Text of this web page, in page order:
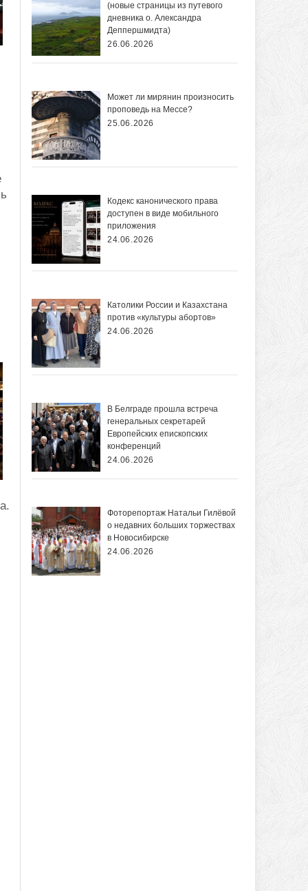
(новые страницы из путевого
дневника о. Александра
Деппершмидта)
26.06.2026
Может ли мирянин произносить
проповедь на Мессе?
25.06.2026
Кодекс канонического права
доступен в виде мобильного
приложения
24.06.2026
Католики России и Казахстана
против «культуры абортов»
24.06.2026
В Белграде прошла встреча
генеральных секретарей
Европейских епископских
конференций
24.06.2026
Фоторепортаж Натальи Гилёвой
о недавних больших торжествах
в Новосибирске
24.06.2026